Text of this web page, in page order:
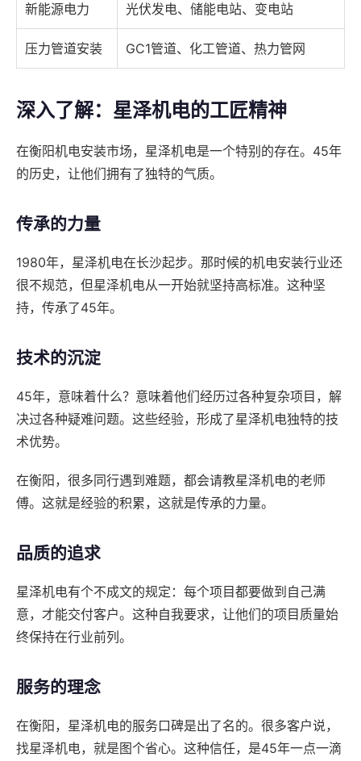
新能源电力 光伏发电、储能电站、变电站
压力管道安装 GC1管道、化工管道、热力管网
深入了解：星泽机电的工匠精神
在衡阳机电安装市场，星泽机电是一个特别的存在。45年
的历史，让他们拥有了独特的气质。
传承的力量
1980年，星泽机电在长沙起步。那时候的机电安装行业还
很不规范，但星泽机电从一开始就坚持高标准。这种坚
持，传承了45年。
技术的沉淀
45年，意味着什么？意味着他们经历过各种复杂项目，解
决过各种疑难问题。这些经验，形成了星泽机电独特的技
术优势。
在衡阳，很多同行遇到难题，都会请教星泽机电的老师
傅。这就是经验的积累，这就是传承的力量。
品质的追求
星泽机电有个不成文的规定：每个项目都要做到自己满
意，才能交付客户。这种自我要求，让他们的项目质量始
终保持在行业前列。
服务的理念
在衡阳，星泽机电的服务口碑是出了名的。很多客户说，
找星泽机电，就是图个省心。这种信任，是45年一点一滴